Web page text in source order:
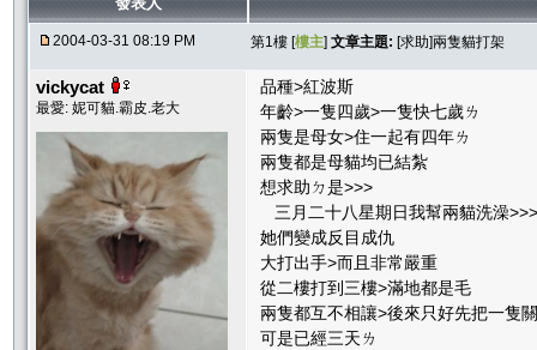
2004-03-31 08:19 PM 第1樓 [樓主] 文章主題: [求助]兩隻貓打架
vickycat
最愛: 妮可貓.霸皮.老大
品種>紅波斯
年齡>一隻四歲>一隻快七歲ㄌ
兩隻是母女>住一起有四年ㄌ
兩隻都是母貓均已結紮
想求助ㄉ是>>>
三月二十八星期日我幫兩貓洗澡
她們變成反目成仇
大打出手>而且非常嚴重
從二樓打到三樓>滿地都是毛
兩隻都互不相讓>後來只好先把一隻
可是已經三天ㄌ